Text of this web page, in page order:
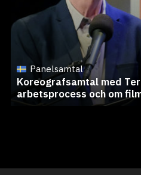
Panelsamtal
Koreografsamtal med
arbetsprocess och om